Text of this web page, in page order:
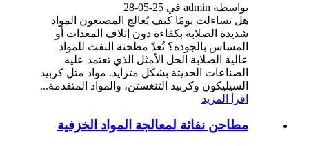
بواسطة admin في 25-05-28
هل تساءلت يومًا كيف يُعالج المصنعون المواد
شديدة الصلابة بكفاءة دون إتلاف المعدات أو
المساس بالجودة؟ تُعدّ مطحنة النفث للمواد
عالية الصلابة الحل الأمثل الذي تعتمد عليه
الصناعات الحديثة بشكل متزايد. مواد مثل كربيد
السيليكون وكربيد التنغستن، والمواد المتقدمة...
اقرأ المزيد
مطاحن نفاثة لمعالجة المواد الخزفية